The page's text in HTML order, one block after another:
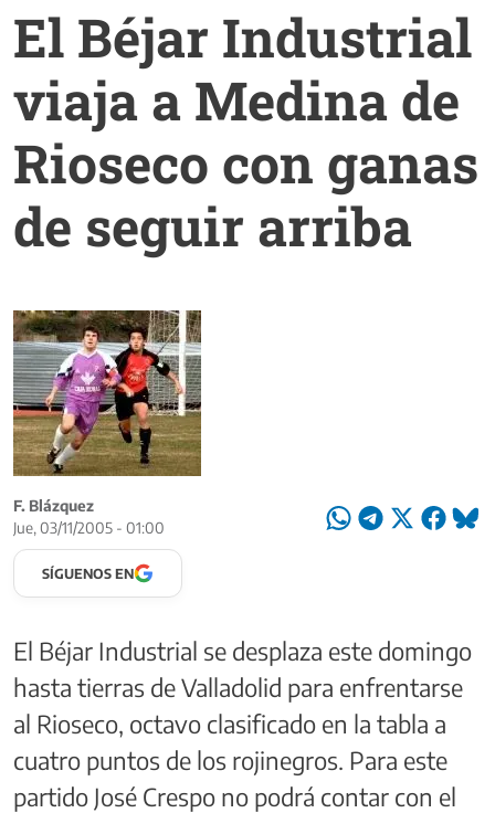
El Béjar Industrial
viaja a Medina de
Rioseco con ganas
de seguir arriba
F. Blázquez
Jue, 03/11/2005 - 01:00
SÍGUENOS EN
El Béjar Industrial se desplaza este domingo
hasta tierras de Valladolid para enfrentarse
al Rioseco, octavo clasificado en la tabla a
cuatro puntos de los rojinegros. Para este
partido José Crespo no podrá contar con el